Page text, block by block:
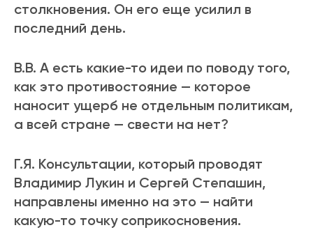
столкновения. Он его еще усилил в
последний день.
В.В. А есть какие-то идеи по поводу того,
как это противостояние — которое
наносит ущерб не отдельным политикам,
а всей стране — свести на нет?
Г.Я. Консультации, который проводят
Владимир Лукин и Сергей Степашин,
направлены именно на это — найти
какую-то точку соприкосновения.